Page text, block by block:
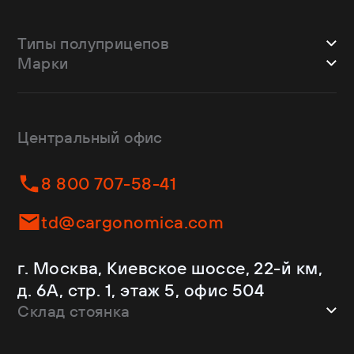
Типы полуприцепов
Шторные
Изотермы
Контейнеровозы
Самосвалы
Ломовозы
С кониками
Рефрижераторы
Марки
Dongfeng
Helfimmer
JAC
Kassbohrer
Krone
Mercedes-Benz
Schmitz Cargobull
Shacman
Центральный офис
8 800 707-58-41
td@cargonomica.com
г. Москва, Киевское шоссе, 22-й км,
д. 6А, стр. 1, этаж 5, офис 504
Склад стоянка